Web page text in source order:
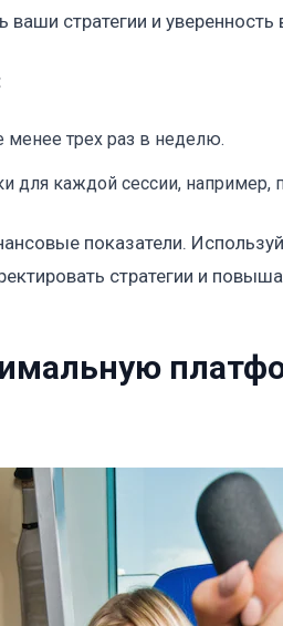
стратегии и уверенность
менее трех раз в неделю.
каждой сессии, например,
показатели.
стратегии и